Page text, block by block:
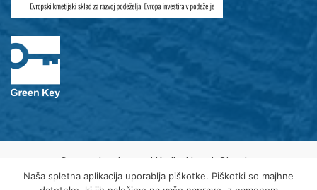
© 2021 Javni zavod Krajinski park Strunjan
Varovanje osebnih podatkov
Naša spletna aplikacija uporablja piškotke. Piškotki so majhne